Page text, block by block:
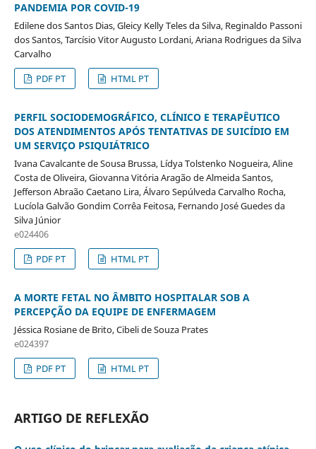
PANDEMIA POR COVID-19
Edilene dos Santos Dias, Gleicy Kelly Teles da Silva, Reginaldo Passoni
dos Santos, Tarcísio Vitor Augusto Lordani, Ariana Rodrigues da Silva
Carvalho
PDF PT
HTML PT
PERFIL SOCIODEMOGRÁFICO, CLÍNICO E TERAPÊUTICO
DOS ATENDIMENTOS APÓS TENTATIVAS DE SUICÍDIO EM
UM SERVIÇO PSIQUIÁTRICO
Ivana Cavalcante de Sousa Brussa, Lídya Tolstenko Nogueira, Aline
Costa de Oliveira, Giovanna Vitória Aragão de Almeida Santos,
Jefferson Abraão Caetano Lira, Álvaro Sepúlveda Carvalho Rocha,
Lucíola Galvão Gondim Corrêa Feitosa, Fernando José Guedes da
Silva Júnior
e024406
PDF PT
HTML PT
A MORTE FETAL NO ÂMBITO HOSPITALAR SOB A
PERCEPÇÃO DA EQUIPE DE ENFERMAGEM
Jéssica Rosiane de Brito, Cibeli de Souza Prates
e024397
PDF PT
HTML PT
ARTIGO DE REFLEXÃO